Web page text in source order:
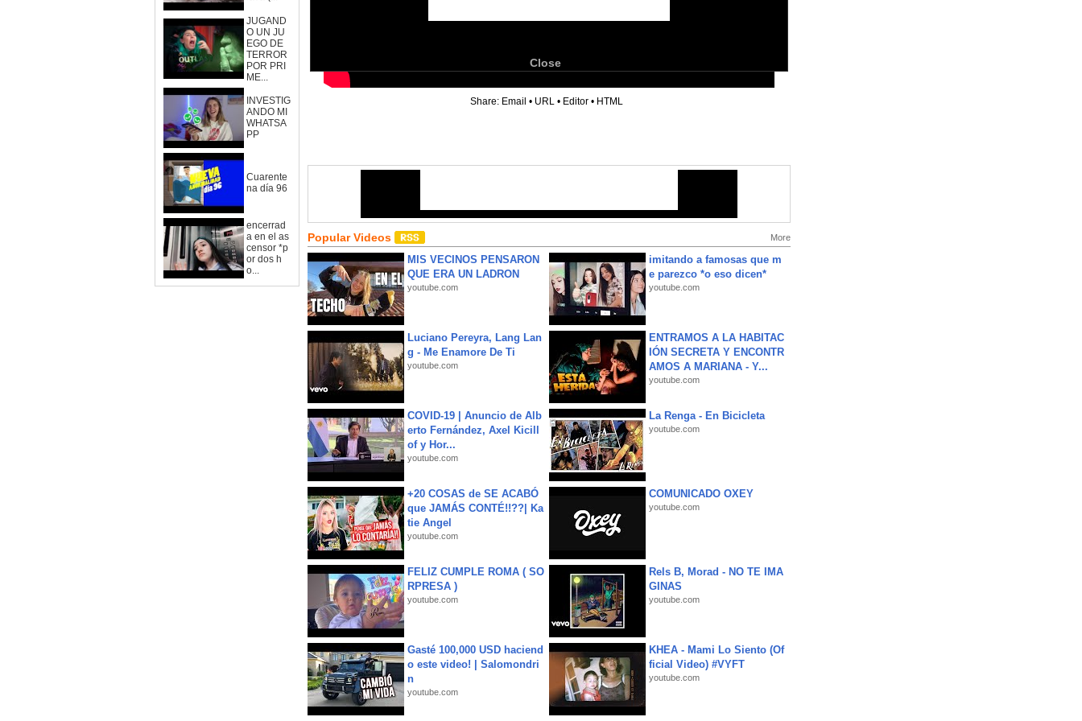
JUGAND
O UN JU
EGO DE
TERROR
POR PRI
ME...
INVESTIG
ANDO MI
WHATSA
PP
Cuarente
na día 96
encerrad
a en el as
censor *p
or dos h
o...
Close
Share: Email • URL • Editor • HTML
Popular Videos More
MIS VECINOS PENSARON
QUE ERA UN LADRON
youtube.com
imitando a famosas que m
e parezco *o eso dicen*
youtube.com
Luciano Pereyra, Lang Lan
g - Me Enamore De Ti
youtube.com
ENTRAMOS A LA HABITAC
IÓN SECRETA Y ENCONTR
AMOS A MARIANA - Y...
youtube.com
COVID-19 | Anuncio de Alb
erto Fernández, Axel Kicill
of y Hor...
youtube.com
La Renga - En Bicicleta
youtube.com
+20 COSAS de SE ACABÓ
que JAMÁS CONTÉ!!??| Ka
tie Angel
youtube.com
COMUNICADO OXEY
youtube.com
FELIZ CUMPLE ROMA ( SO
RPRESA )
youtube.com
Rels B, Morad - NO TE IMA
GINAS
youtube.com
Gasté 100,000 USD haciend
o este video! | Salomondri
n
youtube.com
KHEA - Mami Lo Siento (Of
ficial Video) #VYFT
youtube.com